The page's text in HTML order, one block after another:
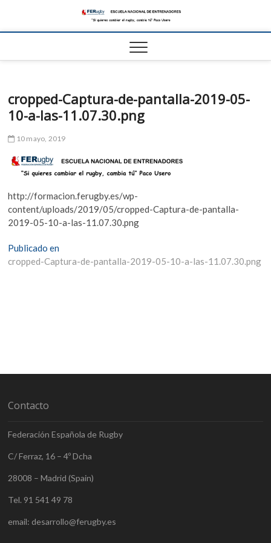
NACIONAL DE
cropped-Captura-de-pantalla-2019-05-
10-a-las-11.07.30.png
10 mayo, 2019
http://formacion.ferugby.es/wp-
content/uploads/2019/05/cropped-Captura-de-pantalla-
2019-05-10-a-las-11.07.30.png
Navegación
de
Publicado en
cropped-Captura-de-pantalla-2019-05-10-a-las-11.07.30.png
Contacto
Federación Española de Rugby
C/ Ferraz, 16 – 4º Dcha
28008 – Madrid (Spain)
Tel. 91 541 49 78
email: desarrollo@ferugby.es